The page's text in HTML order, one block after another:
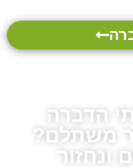
הדברה
משתלם?
ונחזור